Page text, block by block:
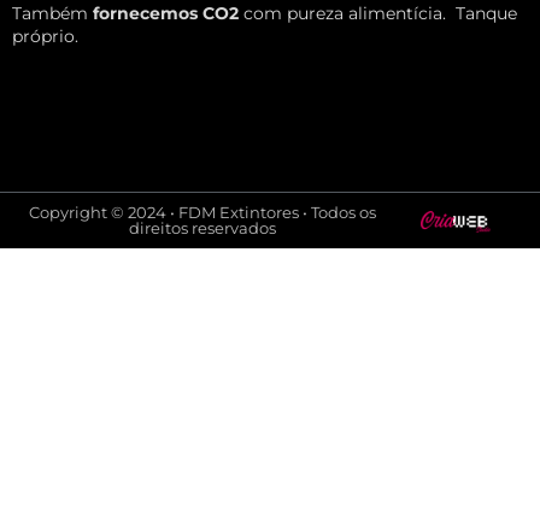
Também fornecemos CO2 com pureza alimentícia. Tanque
próprio.
Copyright © 2024 • FDM Extintores • Todos os
direitos reservados